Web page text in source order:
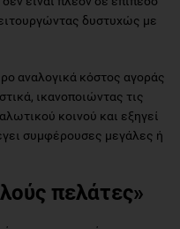
δυστυχώς με
αναλογικά κόστος αγοράς
ικανοποιώντας τις
κοινού και εξηγεί
συμφέρουσες μεγάλες ή
πελάτες»